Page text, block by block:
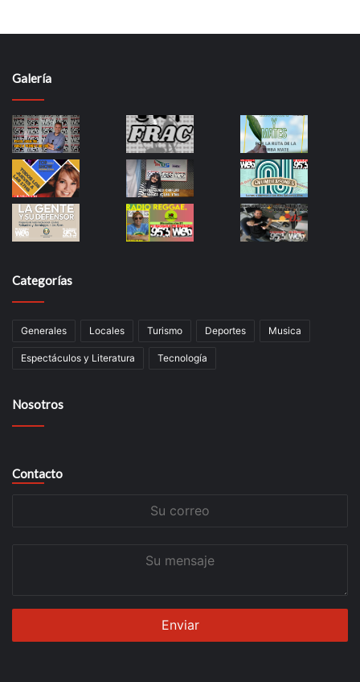
Galería
Categorías
Generales Locales Turismo Deportes Musica
Espectáculos y Literatura Tecnología
Nosotros
Contacto